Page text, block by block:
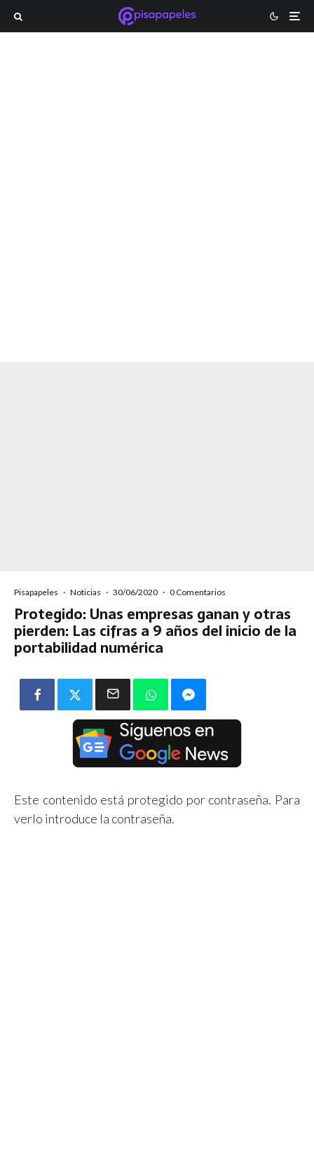
Pisapapeles · Noticias · 30/06/2020 · 0 Comentarios
Protegido: Unas empresas ganan y otras
pierden: Las cifras a 9 años del inicio de la
portabilidad numérica
Este contenido está protegido por contraseña. Para
verlo introduce la contraseña.